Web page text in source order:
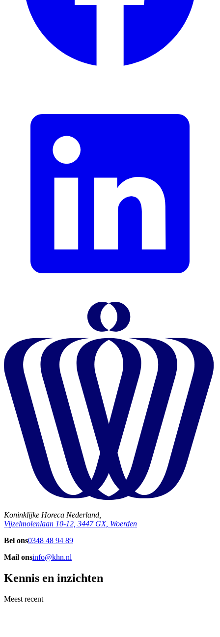
Koninklijke Horeca Nederland,
Vijzelmolenlaan 10-12, 3447 GX, Woerden
Bel ons0348 48 94 89
Mail onsinfo@khn.nl
Kennis en inzichten
Meest recent